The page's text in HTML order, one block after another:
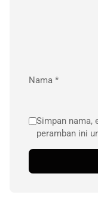
Nama *
Simpan nama,
peramban ini